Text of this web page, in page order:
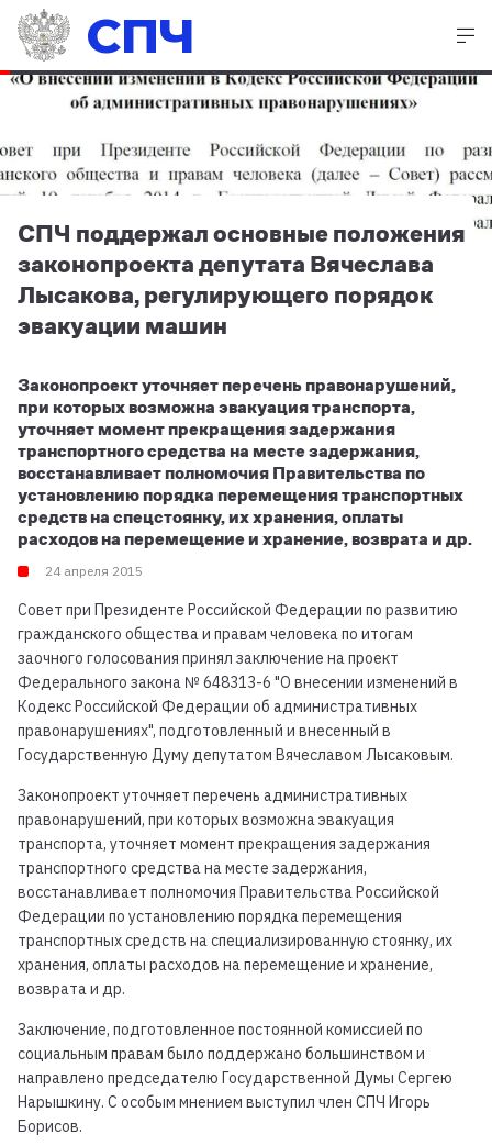
СПЧ
СПЧ поддержал основные положения
законопроекта депутата Вячеслава
Лысакова, регулирующего порядок
эвакуации машин
Законопроект уточняет перечень правонарушений,
при которых возможна эвакуация транспорта,
уточняет момент прекращения задержания
транспортного средства на месте задержания,
восстанавливает полномочия Правительства по
установлению порядка перемещения транспортных
средств на спецстоянку, их хранения, оплаты
расходов на перемещение и хранение, возврата и др.
24 апреля 2015
Совет при Президенте Российской Федерации по развитию
гражданского общества и правам человека по итогам
заочного голосования принял заключение на проект
Федерального закона № 648313-6 "О внесении изменений в
Кодекс Российской Федерации об административных
правонарушениях", подготовленный и внесенный в
Государственную Думу депутатом Вячеславом Лысаковым.
Законопроект уточняет перечень административных
правонарушений, при которых возможна эвакуация
транспорта, уточняет момент прекращения задержания
транспортного средства на месте задержания,
восстанавливает полномочия Правительства Российской
Федерации по установлению порядка перемещения
транспортных средств на специализированную стоянку, их
хранения, оплаты расходов на перемещение и хранение,
возврата и др.
Заключение, подготовленное постоянной комиссией по
социальным правам было поддержано большинством и
направлено председателю Государственной Думы Сергею
Нарышкину. С особым мнением выступил член СПЧ Игорь
Борисов.